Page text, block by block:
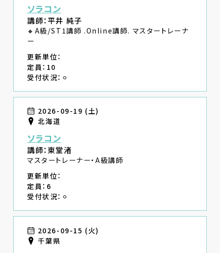
ソラコン
講師：平井 純子
🔸A級/ST1講師 .Online講師. マスタートレーナ
ー
更新単位：
定員：10
受付状況：⚪︎
2026-09-19 (土)
北海道
ソラコン
講師：東堂渚
マスタートレーナー・A級講師
更新単位：
定員：6
受付状況：⚪︎
2026-09-15 (火)
千葉県